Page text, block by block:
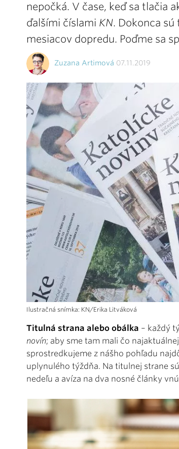
nepočká. V čase, keď sa tlačia
ďalšími číslami KN. Dokonca
mesiacov dopredu. Poďme sa
Zuzana Artimová 07.11.2019
Ilustračná snímka: KN/Erika Litváková
Titulná strana alebo obálka – každý
novín; aby sme tam mali čo
sprostredkujeme z nášho pohľadu
uplynulého týždňa. Na titulnej strane
nedeľu a avíza na dva nosné články